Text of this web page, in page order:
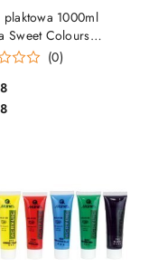
plaktowa 1000ml
Sweet Colours
OTOCKI(0)
DO KOSZYKA